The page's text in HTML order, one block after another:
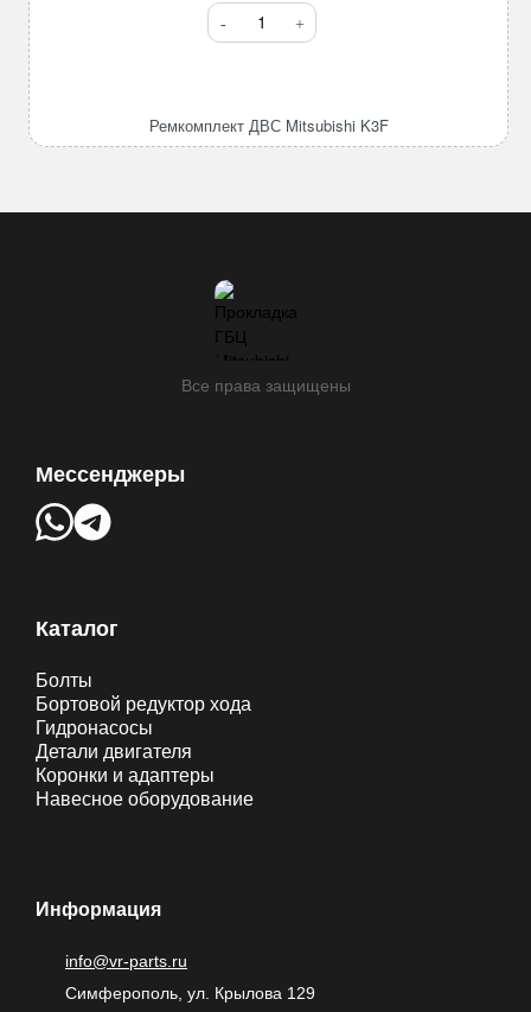
Количество
товара
K3F
Ремкомплект ДВС Mitsubishi K3F
Все права защищены
Мессенджеры
Каталог
Болты
Бортовой редуктор хода
Гидронасосы
Детали двигателя
Коронки и адаптеры
Навесное оборудование
Информация
info@vr-parts.ru
Симферополь, ул. Крылова 129